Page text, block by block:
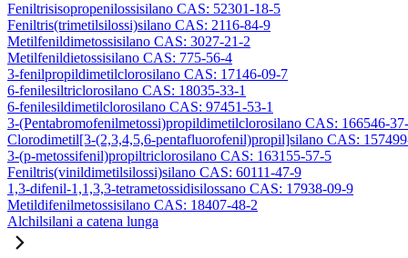
Feniltrisisopropenilossisilano CAS: 52301-18-5
Feniltris(trimetilsilossi)silano CAS: 2116-84-9
Metilfenildimetossisilano CAS: 3027-21-2
Metilfenildietossisilano CAS: 775-56-4
3-fenilpropildimetilclorosilano CAS: 17146-09-7
6-fenilesiltriclorosilano CAS: 18035-33-1
6-fenilesildimetilclorosilano CAS: 97451-53-1
3-(Pentabromofenilmetossi)propildimetilclorosilano CAS: 166546-
Clorodimetil[3-(2,3,4,5,6-pentafluorofenil)propil]silano CAS:
3-(p-metossifenil)propiltriclorosilano CAS: 163155-57-5
Feniltris(vinildimetilsilossi)silano CAS: 60111-47-9
1,3-difenil-1,1,3,3-tetrametossidisilossano CAS: 17938-09-9
Metildifenilmetossisilano CAS: 18407-48-2
Alchilsilani a catena lunga